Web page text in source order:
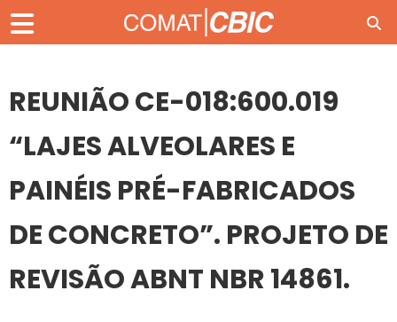
REUNIÃO CE-018:600.019
“LAJES ALVEOLARES E
PAINÉIS PRÉ-FABRICADOS
DE CONCRETO”. PROJETO DE
REVISÃO ABNT NBR 14861.